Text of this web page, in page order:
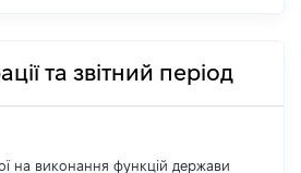
та звітний період
на виконання функцій держави